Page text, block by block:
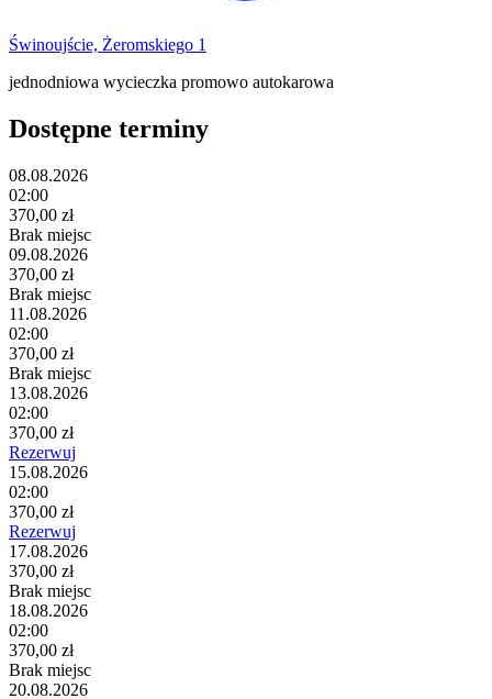
Świnoujście, Żeromskiego 1
jednodniowa wycieczka promowo autokarowa
Dostępne terminy
08.08.2026
02:00
370,00 zł
Brak miejsc
09.08.2026
370,00 zł
Brak miejsc
11.08.2026
02:00
370,00 zł
Brak miejsc
13.08.2026
02:00
370,00 zł
Rezerwuj
15.08.2026
02:00
370,00 zł
Rezerwuj
17.08.2026
370,00 zł
Brak miejsc
18.08.2026
02:00
370,00 zł
Brak miejsc
20.08.2026